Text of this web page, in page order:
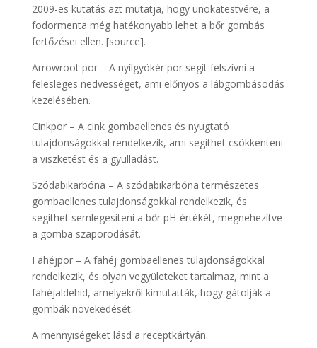
2009-es kutatás azt mutatja, hogy unokatestvére, a
fodormenta még hatékonyabb lehet a bőr gombás
fertőzései ellen. [source].
Arrowroot por – A nyílgyökér por segít felszívni a
felesleges nedvességet, ami előnyös a lábgombásodás
kezelésében.
Cinkpor – A cink gombaellenes és nyugtató
tulajdonságokkal rendelkezik, ami segíthet csökkenteni
a viszketést és a gyulladást.
Szódabikarbóna – A szódabikarbóna természetes
gombaellenes tulajdonságokkal rendelkezik, és
segíthet semlegesíteni a bőr pH-értékét, megnehezítve
a gomba szaporodását.
Fahéjpor – A fahéj gombaellenes tulajdonságokkal
rendelkezik, és olyan vegyületeket tartalmaz, mint a
fahéjaldehid, amelyekről kimutatták, hogy gátolják a
gombák növekedését.
A mennyiségeket lásd a receptkártyán.